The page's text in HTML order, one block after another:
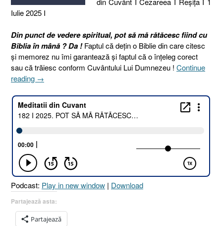
Iulie 2025 I
Din punct de vedere spiritual, pot să mă rătăcesc fiind cu
Biblia în mână ? Da !Faptul că dețin o Biblie din care citesc
și memorez nu îmi garantează și faptul că o înțeleg corect
sau că trăiesc conform Cuvântului Lui Dumnezeu ! Continue
reading „182
2025.
POT
SĂ
RĂTĂCESC
BIBLIA
ÎN
MÂNĂ
?
[Matei
22.29
→
Podcast: Play in new window | Download
Partajează asta:
Partajează